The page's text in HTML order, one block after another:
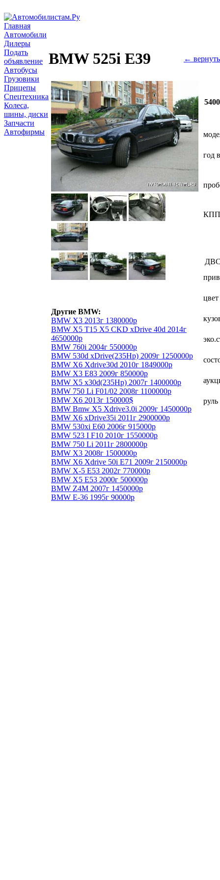
Главная
Автомобили
Дилеры
Подать
объявление
Автобусы
Грузовики
Прицепы
Спецтехника
Колеса,
шины, диски
Запчасти
Автофирмы
BMW 525i Е39 ←
Другие BMW:
BMW X3 2013г 1380000р
BMW X5 T15 X5 CKD xDrive 40d 2014г
4650000р
BMW 760i 2004г 550000р
BMW 530d xDrive(235Hp) 2009г 1250000р
BMW X6 Xdrive30d 2010г 1849000р
BMW X3 E83 2009г 850000р
BMW X5 x30d(235Hp) 2007г 1400000р
BMW 750 Li F01/02 2008г 1100000р
BMW X6 2013г 150000$
BMW Bmw X5 Xdrive3.0i 2009г 1450000р
BMW X6 xDrive35i 2011г 2900000р
BMW 530xi E60 2006г 915000р
BMW 523 I F10 2010г 1550000р
BMW 750 Li 2011г 2800000р
BMW X3 2008г 1500000р
BMW X6 Xdrive 50i E71 2009г 2150000р
BMW Х-5 E53 2002г 770000р
BMW X5 E53 2000г 500000р
BMW Z4M 2007г 1450000р
BMW E-36 1995г 90000р
год
КПП
цвет
руль